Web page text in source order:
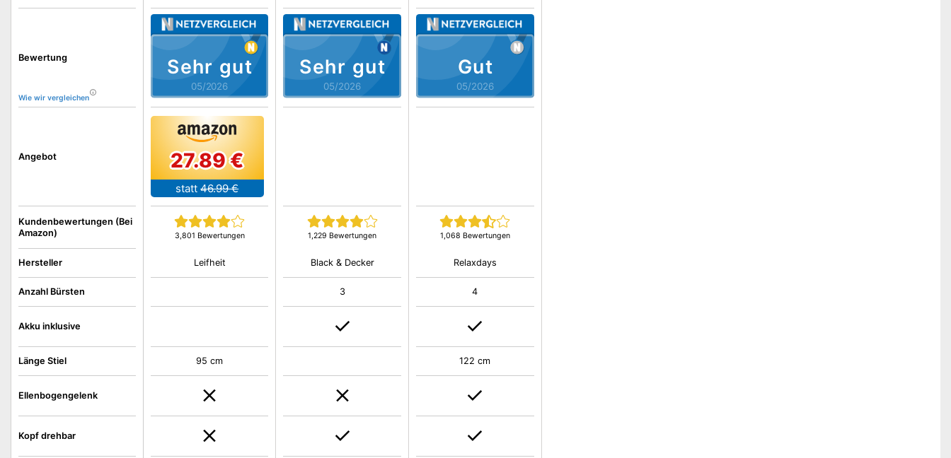
Bewertung
Wie wir vergleichen
Kundenbewertungen (Bei
Amazon)
Angebot
Hersteller
Anzahl Bürsten
Akku inklusive
Länge Stiel
Ellenbogengelenk
Kopf drehbar
Sehr gut
05/2026
3,801 Bewertungen
27.89 €
statt 46.99 €
Leifheit
95 cm
Sehr gut
05/2026
1,229 Bewertungen
Black & Decker
3
Gut
05/2026
1,068 Bewertungen
Relaxdays
4
122 cm